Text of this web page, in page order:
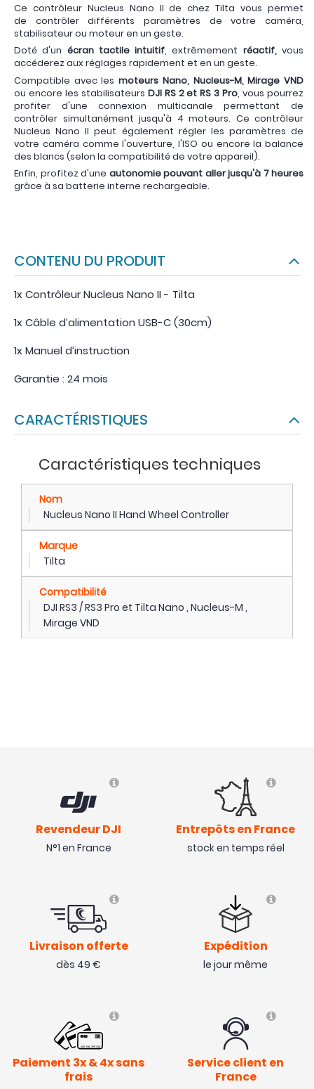
Ce contrôleur Nucleus Nano II de chez Tilta vous permet
de contrôler différents paramètres de votre caméra,
stabilisateur ou moteur en un geste.
Doté d'un écran tactile intuitif, extrêmement réactif,vous
accéderez aux réglages rapidement et en un geste.
Compatible avec lesmoteurs Nano, Nucleus-M, Mirage VND
ou encore les stabilisateurs DJI RS 2 et RS 3 Pro, vous pourrez
profiter d'une connexion multicanale permettant de
contrôler simultanément jusqu'à 4 moteurs. Ce contrôleur
Nucleus Nano II peut également régler les paramètres de
votre caméra comme l'ouverture, l'ISO ou encore la balance
des blancs (selon la compatibilité de votre appareil).
Enfin, profitez d'une autonomie pouvant aller jusqu'à 7 heures
grâce à sa batterie interne rechargeable.
CONTENU DU PRODUIT
1x Contrôleur Nucleus Nano II - Tilta
1x Câble d’alimentation USB-C (30cm)
1x Manuel d’instruction
Garantie : 24 mois
CARACTÉRISTIQUES
Caractéristiques techniques
Nom
Nucleus Nano II Hand Wheel Controller
Marque
Tilta
Compatibilité
DJI RS3 / RS3 Pro et Tilta Nano , Nucleus-M ,
Mirage VND
Revendeur DJI
N°1 en France
Entrepôts en France
stock en temps réel
Livraison offerte
dès 49 €
Expédition
le jour même
Paiement 3x & 4x sans
frais
Service client en
France